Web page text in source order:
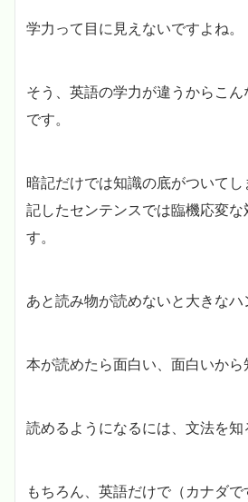
学力って目に見えないですよね。
そう、英語の学力が違うからこ
です。
暗記だけでは知識の底がついて
記したセンテンスでは臨機応変
す。
あと読み物が読めないと大きなハ
本が読めたら面白い、面白いから
読めるようになるには、文法を知
もちろん、英語だけで（カナダ